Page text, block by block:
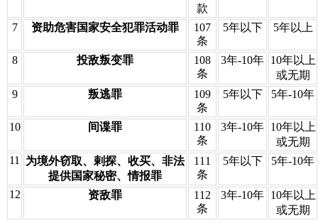
款
7 资助危害国家安全犯罪活动罪
107
条
5年以下 5年以上
8 投敌叛变罪
108
条
3年-10年 10年以上
或无期
9
叛逃罪
109
条
5年以下 5年-10年
10 间谍罪
110
条
3年-10年 10年以上
或无期
11
为境外窃取、剌探、收买、非法
提供国家秘密、情报罪
111
条
5年以下 5年-10年
12 资敌罪
112
条
3年-10年 10年以上
或无期